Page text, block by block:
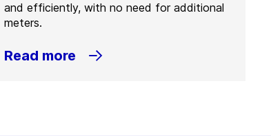
and efficiently, with no need for additional
meters.
Read more